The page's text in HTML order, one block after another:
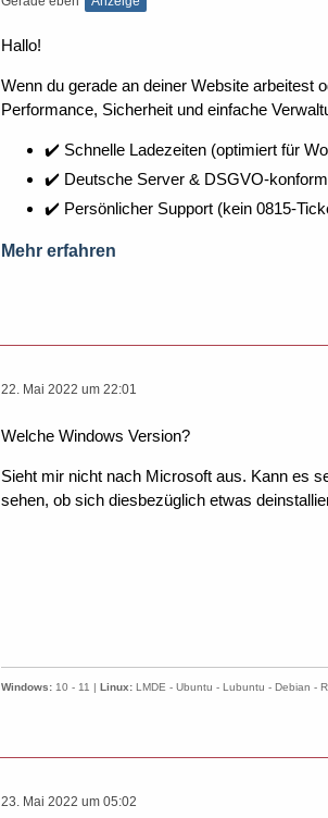
Hallo!
Wenn du gerade an deiner Website arbeitest
Performance, Sicherheit und einfache
✔️ Schnelle Ladezeiten (optimiert für
✔️ Deutsche Server & DSGVO-konform
✔️ Persönlicher Support (kein 0815-
Mehr erfahren
22. Mai 2022 um 22:01
Welche Windows Version?
Sieht mir nicht nach Microsoft aus. Kann es
sehen, ob sich diesbezüglich etwas
Windows: 10 - 11 | Linux: LMDE - Ubuntu - Lubuntu - Debian -
23. Mai 2022 um 05:02